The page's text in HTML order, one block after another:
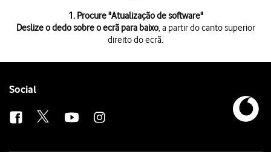
1. Procure "Atualização de software"
Deslize o dedo sobre o ecrã para baixo, a partir do canto superior
direito do ecrã.
Primao ícone de definições.
PrimaTransferir e instalar
Follow
Social